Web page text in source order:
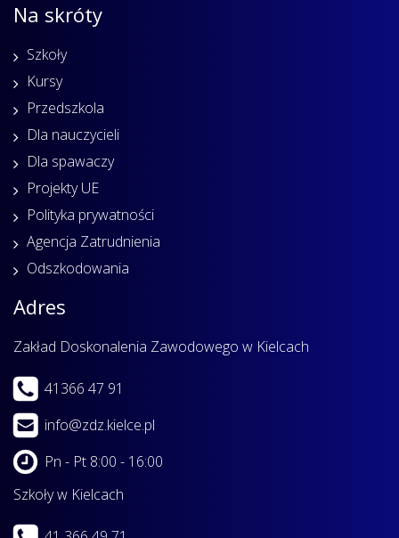
Na skróty
Szkoły
Kursy
Przedszkola
Dla nauczycieli
Dla spawaczy
Projekty UE
Polityka prywatności
Agencja Zatrudnienia
Odszkodowania
Adres
Zakład Doskonalenia Zawodowego w Kielcach
41366 47 91
info@zdz.kielce.pl
Pn - Pt 8:00 - 16:00
Szkoły w Kielcach